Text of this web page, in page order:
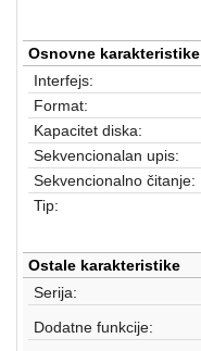
aparati
Software
Sve
kategorije
Osnovne karakteristike
Interfejs:
Format:
Kapacitet diska:
Sekvencionalan upis:
Sekvencionalno čitanje:
Tip:
Ostale karakteristike
Serija:
Dodatne funkcije: